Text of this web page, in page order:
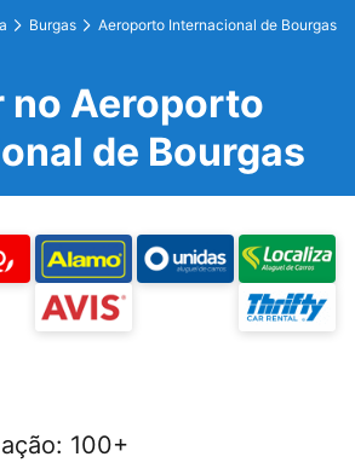
Burgas
Aeroporto Internacional de Bourgas
no Aeroporto
de Bourgas
: 100+